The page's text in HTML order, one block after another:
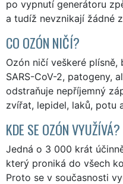
po vypnutí generátoru
a tudíž nevznikají žádné
CO OZÓN NIČÍ?
Ozón ničí veškeré
SARS-CoV-2, patogeny,
odstraňuje nepříjemný
zvířat, lepidel, laků, potu
KDE SE OZÓN VYUŽÍVÁ?
Jedná o 3 000 krát
který proniká do všech
Proto se v současnosti